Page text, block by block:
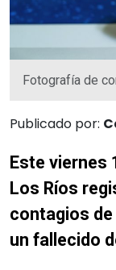
Fotografía de
Publicado por:
Este viernes
Los Ríos
contagios
un fallecido